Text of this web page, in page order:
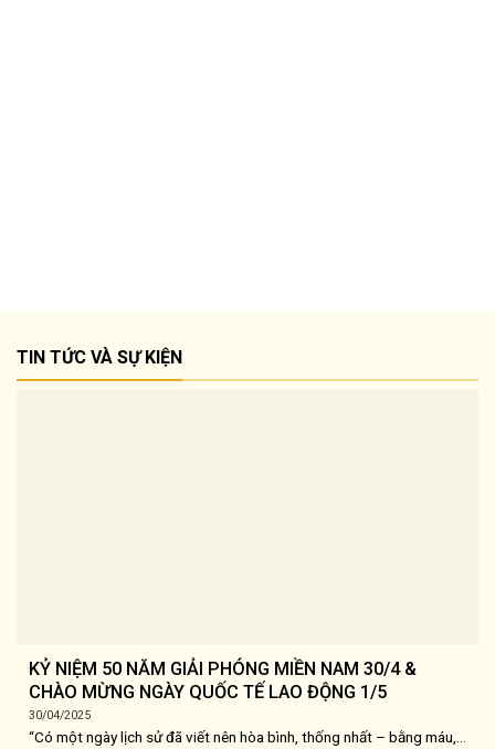
TIN TỨC VÀ SỰ KIỆN
KỶ NIỆM 50 NĂM GIẢI PHÓNG MIỀN NAM 30/4 &
CHÀO MỪNG NGÀY QUỐC TẾ LAO ĐỘNG 1/5
30/04/2025
“Có một ngày lịch sử đã viết nên hòa bình, thống nhất – bằng máu,...